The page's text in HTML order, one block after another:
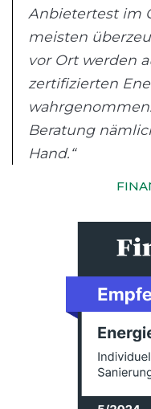
Anbietertest im
meisten
vor Ort werden
zertifizierten
Beratung
Hand.“